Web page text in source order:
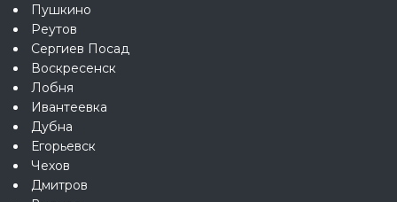
Пушкино
Реутов
Сергиев Посад
Воскресенск
Лобня
Ивантеевка
Дубна
Егорьевск
Чехов
Дмитров